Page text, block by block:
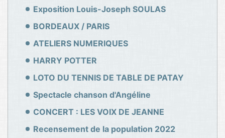
Exposition Louis-Joseph SOULAS
BORDEAUX / PARIS
ATELIERS NUMERIQUES
HARRY POTTER
LOTO DU TENNIS DE TABLE DE PATAY
Spectacle chanson d'Angéline
CONCERT : LES VOIX DE JEANNE
Recensement de la population 2022